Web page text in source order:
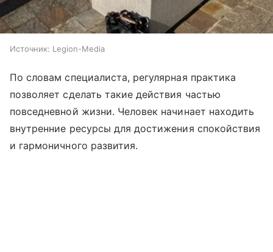
Источник: Legion-Media
По словам специалиста, регулярная практика
позволяет сделать такие действия частью
повседневной жизни. Человек начинает находить
внутренние ресурсы для достижения спокойствия
и гармоничного развития.